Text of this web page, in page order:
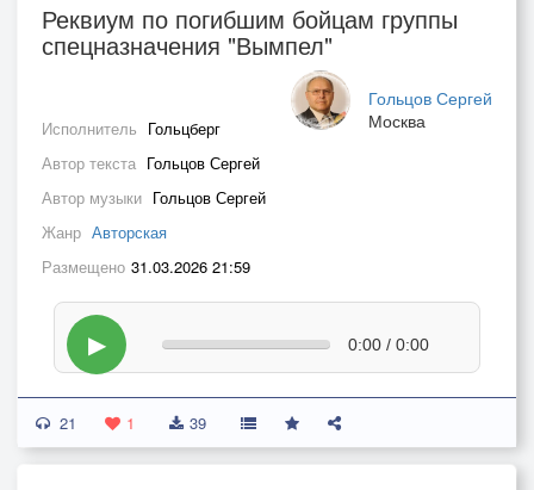
Реквиум по погибшим бойцам группы
спецназначения "Вымпел"
Гольцов Сергей
Москва
Исполнитель Гольцберг
Автор текста Гольцов Сергей
Автор музыки Гольцов Сергей
Жанр Авторская
Размещено 31.03.2026 21:59
▶ 0:00 / 0:00
21 1 39